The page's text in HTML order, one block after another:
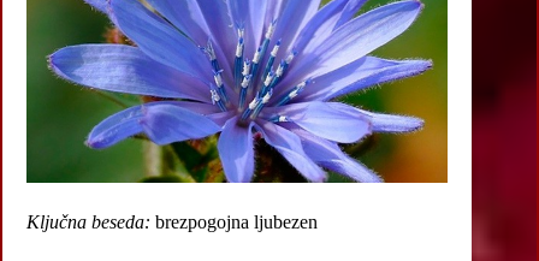
Ključna beseda: brezpogojna ljubezen